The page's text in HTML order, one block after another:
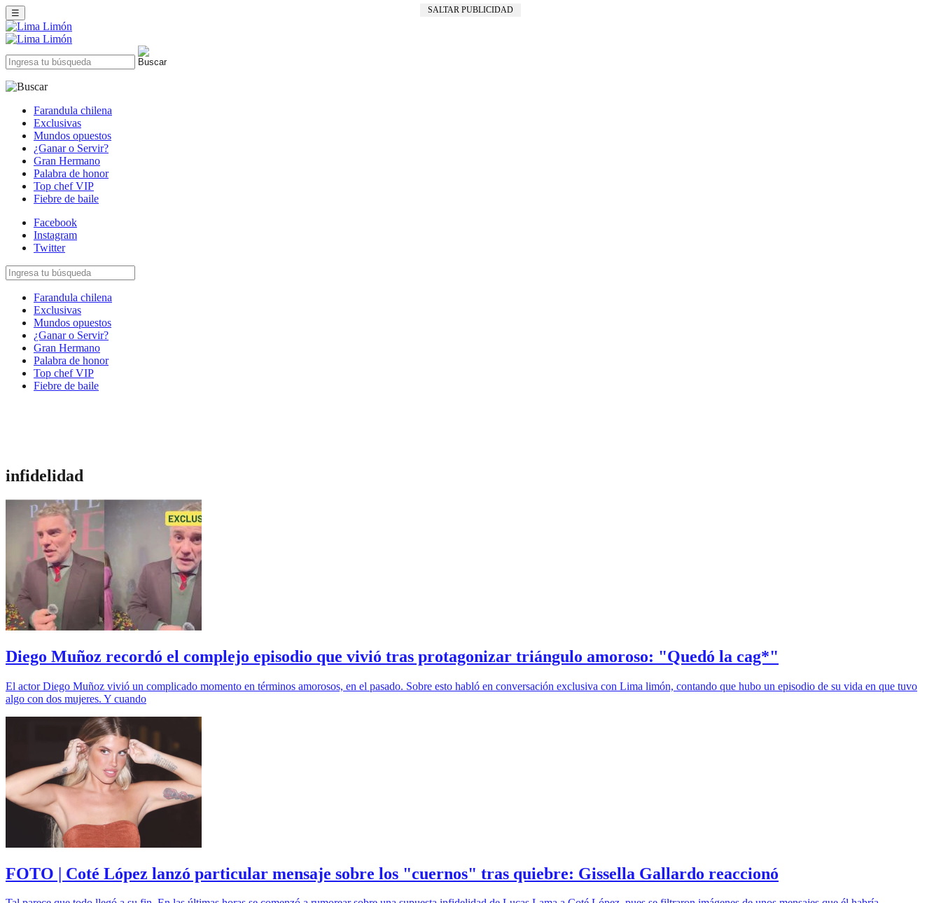
SALTAR PUBLICIDAD
☰
Farandula chilena
Exclusivas
Mundos opuestos
¿Ganar o Servir?
Gran Hermano
Palabra de honor
Top chef VIP
Fiebre de baile
Facebook
Instagram
Twitter
Farandula chilena
Exclusivas
Mundos opuestos
¿Ganar o Servir?
Gran Hermano
Palabra de honor
Top chef VIP
Fiebre de baile
infidelidad
Diego Muñoz recordó el complejo episodio que vivió tras protagonizar triángulo amoroso: "Quedó la cag*"
El actor Diego Muñoz vivió un complicado momento en términos amorosos, en el pasado. Sobre esto habló en conversación exclusiva con Lima limón, contando que hubo un episodio de su vida en que tuvo
algo con dos mujeres. Y cuando
FOTO | Coté López lanzó particular mensaje sobre los "cuernos" tras quiebre: Gissella Gallardo reaccionó